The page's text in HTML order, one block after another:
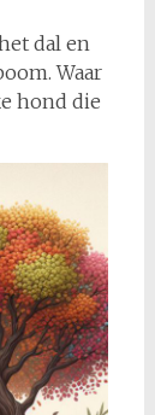
dal en
Waar
hond die